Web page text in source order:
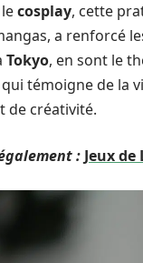
cosplay, cette
a renforcé
Tokyo, en sont le
témoigne de la
de créativité.
: Jeux